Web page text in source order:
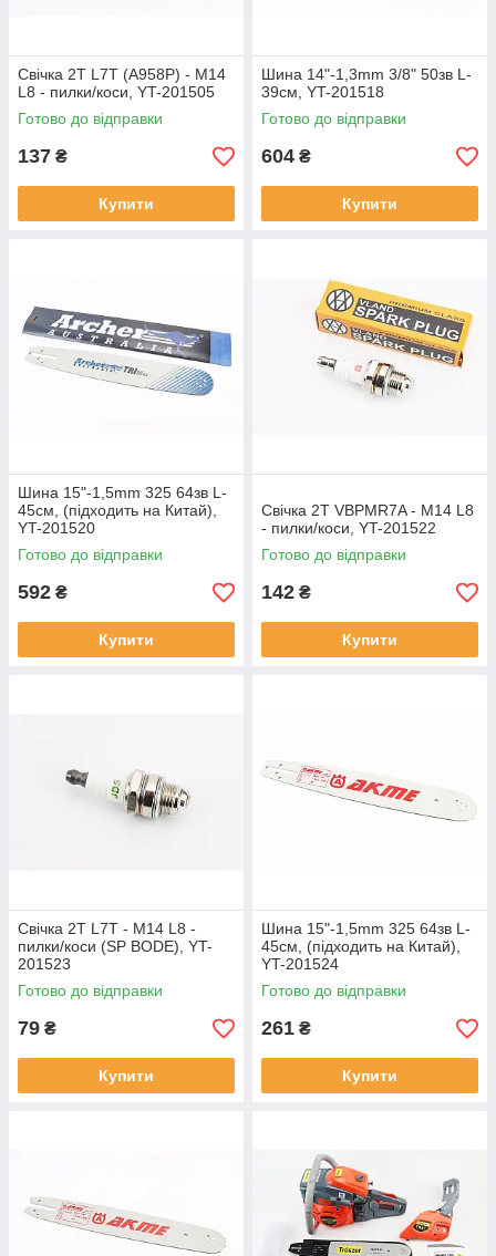
Свічка 2T L7T (A958P) - M14
L8 - пилки/коси, YT-201505
Готово до відправки
137 ₴
Купити
Шина 14"-1,3mm 3/8" 50зв L-
39см, YT-201518
Готово до відправки
604 ₴
Купити
Шина 15"-1,5mm 325 64зв L-
45см, (підходить на Китай),
YT-201520
Готово до відправки
592 ₴
Купити
Свічка 2T VBPMR7A - M14 L8
- пилки/коси, YT-201522
Готово до відправки
142 ₴
Купити
Свічка 2T L7T - M14 L8 -
пилки/коси (SP BODE), YT-
201523
Готово до відправки
79 ₴
Купити
Шина 15"-1,5mm 325 64зв L-
45см, (підходить на Китай),
YT-201524
Готово до відправки
261 ₴
Купити